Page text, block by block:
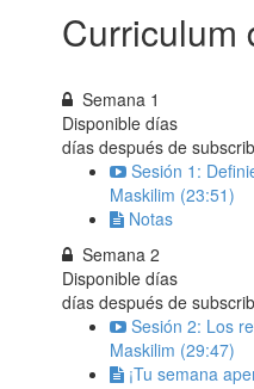
Curriculum
Semana 1
Disponibledías
días después de
Sesión 1:
Maskilim (23:51)
Notas
Semana 2
Disponibledías
días después de
Sesión 2: Los
Maskilim (29:47)
¡Tu semana